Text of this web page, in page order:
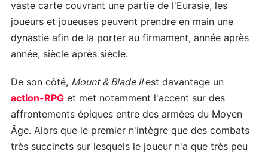
vaste carte couvrant une partie de l'Eurasie, les
joueurs et joueuses peuvent prendre en main une
dynastie afin de la porter au firmament, année après
année, siècle après siècle.
De son côté, Mount & Blade IIest davantage un
action-RPG et met notamment l'accent sur des
affrontements épiques entre des armées du Moyen
Âge. Alors que le premier n'intègre que des combats
très succincts sur lesquels le joueur n'a que très peu